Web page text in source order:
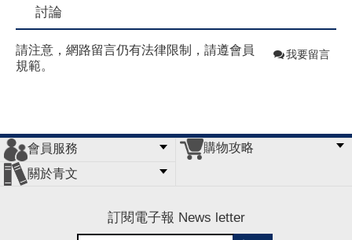
討論
請注意，網路留言仍有法律限制，請遵會員
規範。
我要留言
會員服務
會員辦法
客服信箱
隱私條款
網站導覽
購物攻略
關於青文
訂閱電子報 News letter